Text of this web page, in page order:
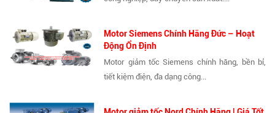
Motor Siemens Chính Hãng Đức – Hoạt
Động Ổn Định
Motor giảm tốc Siemens chính hãng, bền bỉ,
tiết kiệm điện, đa dạng công...